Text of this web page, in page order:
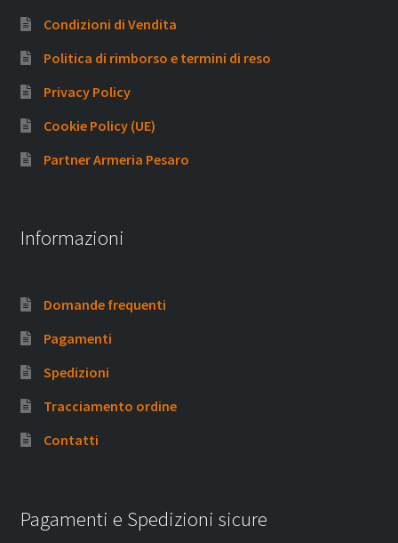
Condizioni di Vendita
Politica di rimborso e termini di reso
Privacy Policy
Cookie Policy (UE)
Partner Armeria Pesaro
Informazioni
Domande frequenti
Pagamenti
Spedizioni
Tracciamento ordine
Contatti
Pagamenti e Spedizioni sicure